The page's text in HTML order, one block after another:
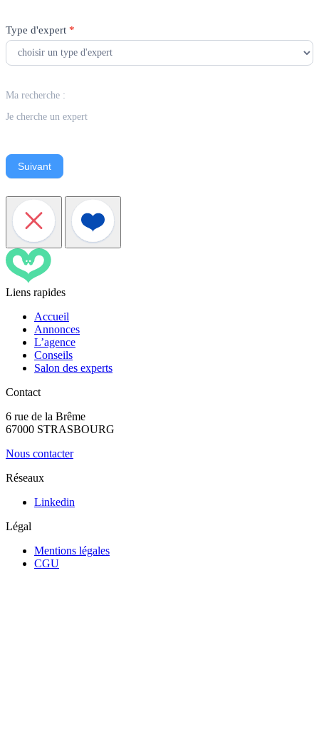
Type d'expert *
Ma recherche :
Je cherche un expert
Suivant
Liens rapides
Accueil
Annonces
L’agence
Conseils
Salon des experts
Contact
6 rue de la Brême
67000 STRASBOURG
Nous contacter
Réseaux
Linkedin
Légal
Mentions légales
CGU